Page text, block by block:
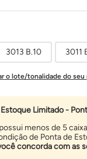
3013 B.10 3011
o lote/tonalidade do seu
Limitado -
menos de 5
de Ponta de
concorda com as